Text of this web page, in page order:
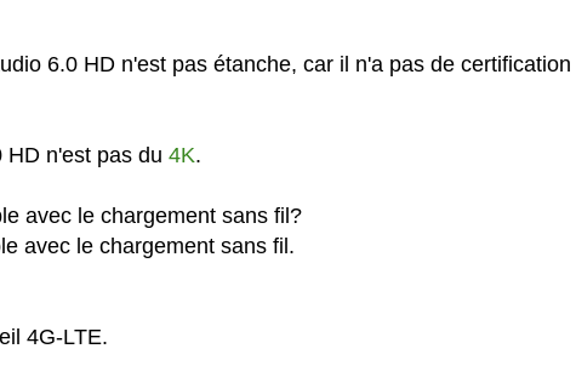
6.0 HD n'est pas étanche, car il n'a pas de certification
HD n'est pas du 4K.
avec le chargement sans fil?
avec le chargement sans fil.
4G-LTE.